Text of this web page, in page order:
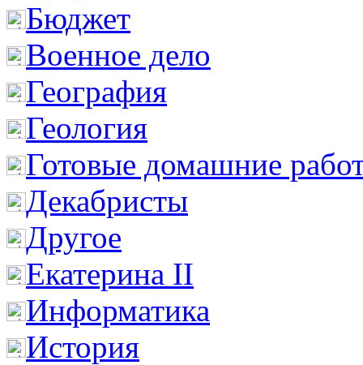
Бюджет
Военное дело
География
Геология
Готовые домашние
Декабристы
Другое
Екатерина II
Информатика
История